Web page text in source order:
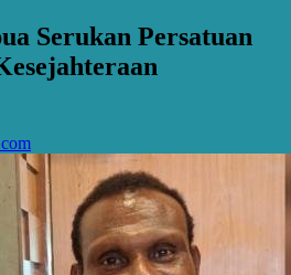
Serukan Persatuan